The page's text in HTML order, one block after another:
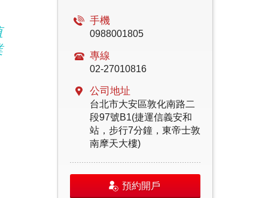
手機
0988001805
專線
02-27010816
公司地址
台北市大安區敦化南路二
段97號B1(捷運信義安和
站，步行7分鐘，東帝士敦
南摩天大樓)
預約開戶